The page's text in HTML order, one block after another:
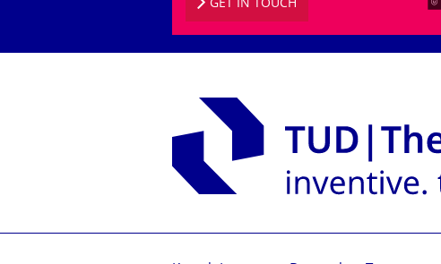
GET IN TOUCH